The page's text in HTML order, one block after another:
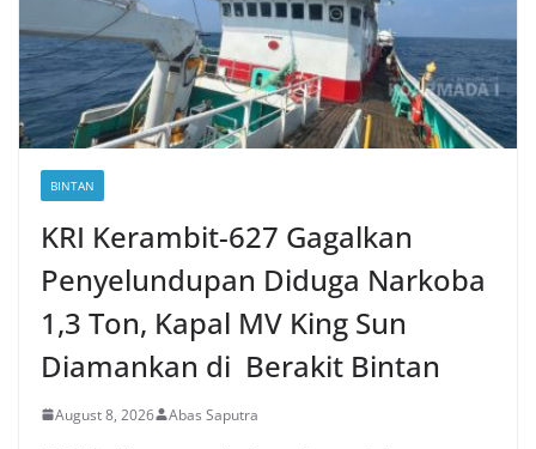
BINTAN
KRI Kerambit-627 Gagalkan
Penyelundupan Diduga Narkoba
1,3 Ton, Kapal MV King Sun
Diamankan di Berakit Bintan
August 8, 2026 Abas Saputra